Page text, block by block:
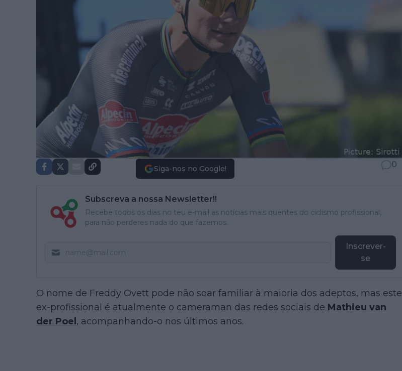
Siga-nos no Google! 0
Subscreva a nossa Newsletter!!
Recebe todos os dias no teu e-mail as notícias mais quentes do ciclismo profissional,
para não perderes nada do que fazemos.
Inscrever-
se
O nome de Freddy Ovett pode não soar familiar à maioria dos adeptos, mas este
ex-profissional é atualmente o cameraman das redes sociais de Mathieu van
der Poel , acompanhando-o nos últimos anos.